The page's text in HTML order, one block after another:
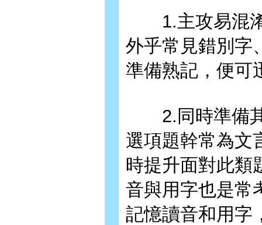
1.主攻易混淆
外乎常見錯別字
準備熟記，便可
2.同時準備其
選項題幹常為文
時提升面對此類
音與用字也是常
記憶讀音和用字